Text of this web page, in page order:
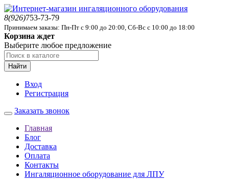
8(926)753-73-79
Принимаем заказы: Пн-Пт с 9:00 до 20:00, Сб-Вс с 10:00 до 18:00
Корзина ждет
Выберите любое предложение
Найти
Вход
Регистрация
Заказать звонок
Главная
Блог
Доставка
Оплата
Контакты
Ингаляционное оборудование для ЛПУ